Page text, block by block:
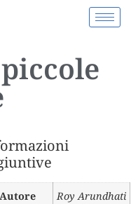
Autore
Roy Arundhati